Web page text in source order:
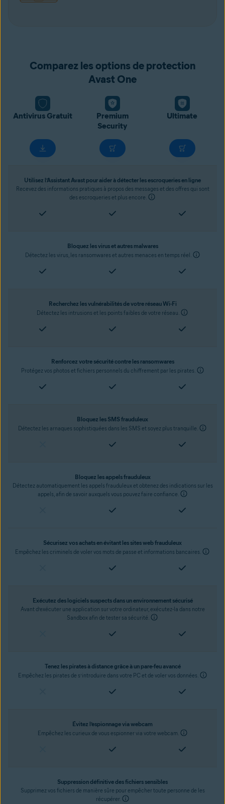
Comparez les options de protection
Avast One
Antivirus Gratuit
Premium
Security
Ultimate
Utilisez l’Assistant Avast pour aider à détecter les escroqueries en ligne
Recevez des informations pratiques à propos des messages et des offres qui sont
des escroqueries et plus encore.
Bloquez les virus et autres malwares
Détectez les virus, les ransomwares et autres menaces en temps réel.
Recherchez les vulnérabilités de votre réseau Wi-Fi
Détectez les intrusions et les points faibles de votre réseau.
Renforcez votre sécurité contre les ransomwares
Protégez vos photos et fichiers personnels du chiffrement par les pirates.
Bloquez les SMS frauduleux
Détectez les arnaques sophistiquées dans les SMS et soyez plus tranquille.
Bloquez les appels frauduleux
Détectez automatiquement les appels frauduleux et obtenez des indications sur les
appels, afin de savoir auxquels vous pouvez faire confiance.
Sécurisez vos achats en évitant les sites web frauduleux
Empêchez les criminels de voler vos mots de passe et informations bancaires.
Exécutez des logiciels suspects dans un environnement sécurisé
Avant d’exécuter une application sur votre ordinateur, exécutez-la dans notre
Sandbox afin de tester sa sécurité.
Tenez les pirates à distance grâce à un pare-feu avancé
Empêchez les pirates de s’introduire dans votre PC et de voler vos données.
Évitez l’espionnage via webcam
Empêchez les curieux de vous espionner via votre webcam.
Suppression définitive des fichiers sensibles
Supprimez vos fichiers de manière sûre pour empêcher toute personne de les
récupérer.